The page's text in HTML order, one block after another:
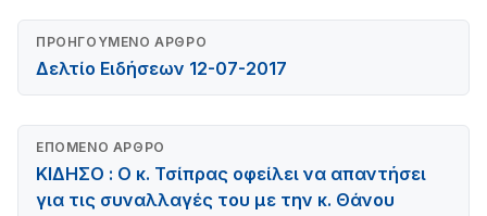
ΠΡΟΗΓΟΎΜΕΝΟ ΆΡΘΡΟ
Δελτίο Ειδήσεων 12-07-2017
ΕΠΌΜΕΝΟ ΆΡΘΡΟ
ΚΙΔΗΣΟ : Ο κ. Τσίπρας οφείλει να απαντήσει
για τις συναλλαγές του με την κ. Θάνου